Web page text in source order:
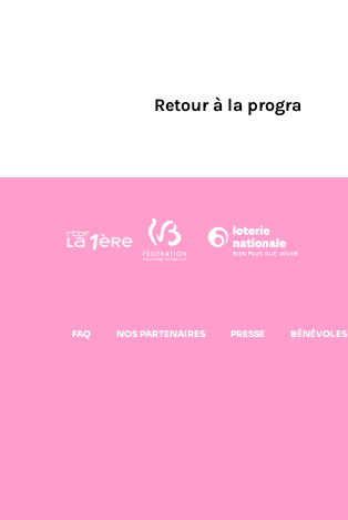
Retour à la progra
FAQ NOS PARTENAIRES PRESSE BÉNÉVOLES